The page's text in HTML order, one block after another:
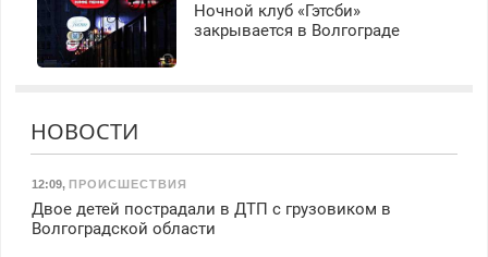
Ночной клуб «Гэтсби»
закрывается в Волгограде
НОВОСТИ
12:09, ПРОИСШЕСТВИЯ
Двое детей пострадали в ДТП с грузовиком в
Волгоградской области